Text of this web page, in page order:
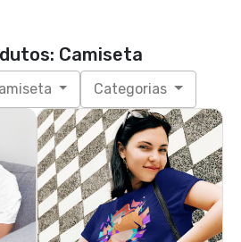
Camiseta
Categorias